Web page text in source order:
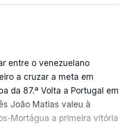
entre o venezuelano
a cruzar a meta em
da 87.ª Volta a Portugal em
João Matias valeu à
Mortágua a primeira vitória